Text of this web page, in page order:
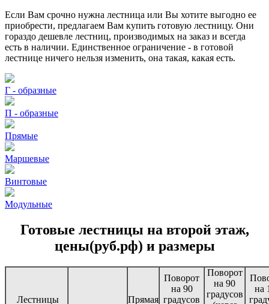
Если Вам срочно нужна лестница или Вы хотите выгодно ее
приобрести, предлагаем Вам купить готовую лестницу. Они
гораздо дешевле лестниц, производимых на заказ и всегда
есть в наличии. Единственное ограничение - в готовой
лестнице ничего нельзя изменить, она такая, какая есть.
Г - образные
П - образные
Прямые
Маршевые
Винтовые
Модульные
Готовые лестницы на второй этаж,
цены(руб.рф) и размеры
Лестницы Прямая
Поворот
на 90
градусов
Поворот
на 90
градусов
на